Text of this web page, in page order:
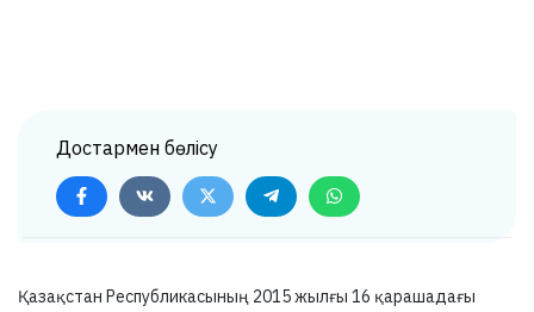
Достармен бөлісу
Қазақстан Республикасының 2015 жылғы 16 қарашадағы